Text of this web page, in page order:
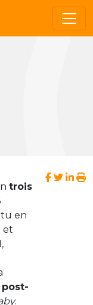
trois
tu en
et
post-
.